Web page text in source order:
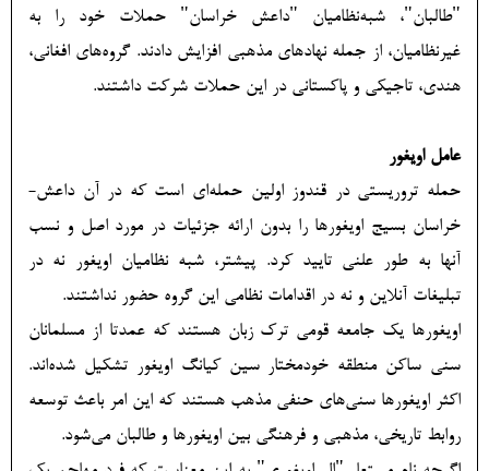
"طالبان"، شبه‌نظامیان "داعش خراسان" حملات خود را به
غیرنظامیان، از جمله نهادهای مذهبی افزایش دادند. گروه‌های افغانی،
هندی، تاجیکی و پاکستانی در این حملات شرکت داشتند.
عامل اویغور
حمله تروریستی در قندوز اولین حمله‌ای است که در آن داعش-
خراسان بسیج اویغورها را بدون ارائه جزئیات در مورد اصل و نسب
آنها به طور علنی تایید کرد. پیشتر، شبه نظامیان اویغور نه در
تبلیغات آنلاین و نه در اقدامات نظامی این گروه حضور نداشتند.
اویغورها یک جامعه قومی ترک زبان هستند که عمدتا از مسلمانان
سنی ساکن منطقه خودمختار سین کیانگ اویغور تشکیل شده‌اند.
اکثر اویغورها سنی‌های حنفی مذهب هستند که این امر باعث توسعه
روابط تاریخی، مذهبی و فرهنگی بین اویغورها و طالبان می‌شود.